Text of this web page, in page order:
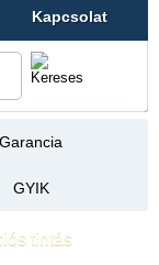
Kapcsolat
Garancia
GYIK
tintás